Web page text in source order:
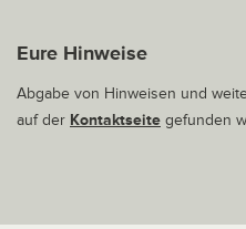
Eure Hinweise
Abgabe von Hinweisen und
auf der Kontaktseite gefunden